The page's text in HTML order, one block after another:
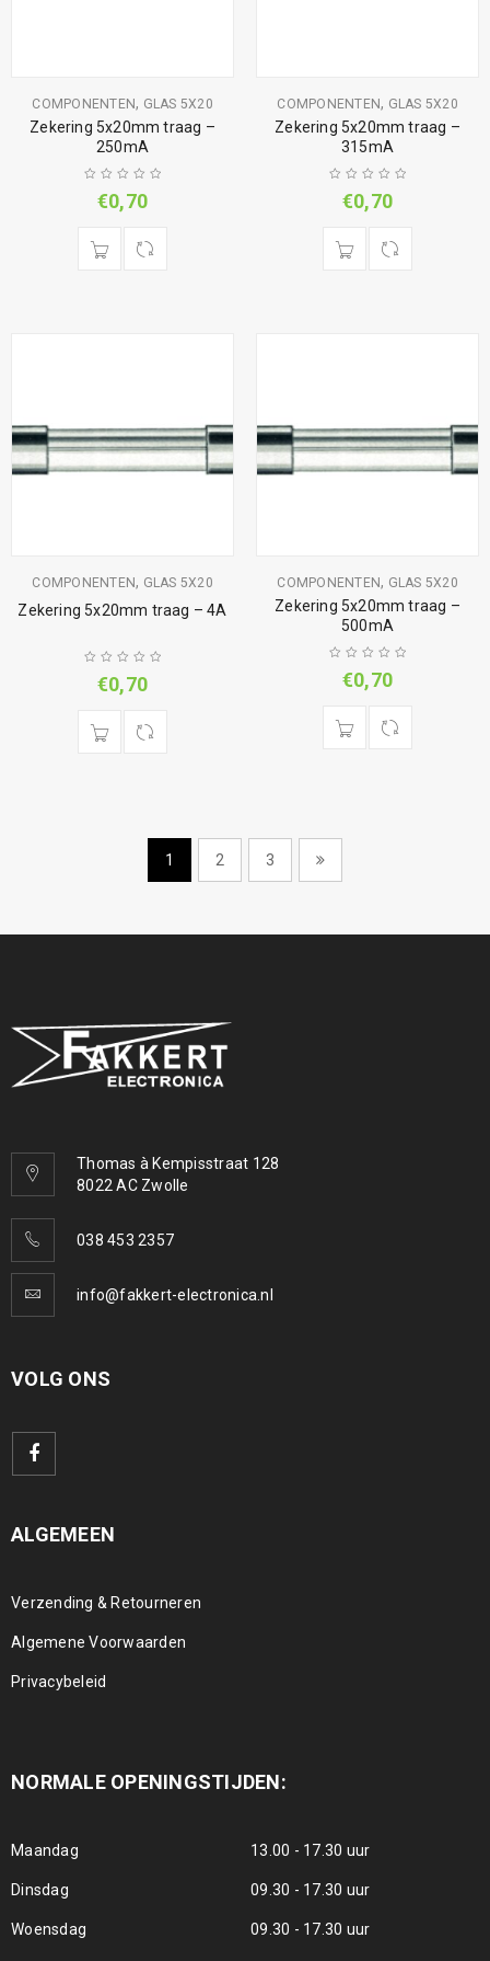
COMPONENTEN, GLAS 5X20
Zekering 5x20mm traag –
250mA
€0,70
COMPONENTEN, GLAS 5X20
Zekering 5x20mm traag –
315mA
€0,70
COMPONENTEN, GLAS 5X20
Zekering 5x20mm traag – 4A
€0,70
COMPONENTEN, GLAS 5X20
Zekering 5x20mm traag –
500mA
€0,70
1 2 3
Thomas à Kempisstraat 128
8022 AC Zwolle
038 453 2357
info@fakkert-electronica.nl
VOLG ONS
ALGEMEEN
Verzending & Retourneren
Algemene Voorwaarden
Privacybeleid
NORMALE OPENINGSTIJDEN:
Maandag 13.00 - 17.30 uur
Dinsdag 09.30 - 17.30 uur
Woensdag 09.30 - 17.30 uur